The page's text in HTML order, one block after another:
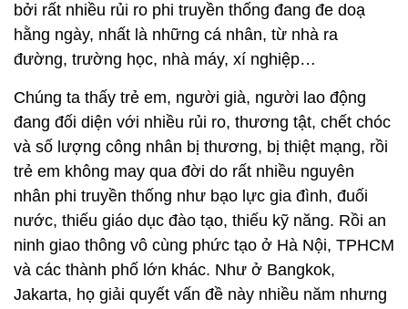
bởi rất nhiều rủi ro phi truyền thống đang đe doạ
hằng ngày, nhất là những cá nhân, từ nhà ra
đường, trường học, nhà máy, xí nghiệp…
Chúng ta thấy trẻ em, người già, người lao động
đang đối diện với nhiều rủi ro, thương tật, chết chóc
và số lượng công nhân bị thương, bị thiệt mạng, rồi
trẻ em không may qua đời do rất nhiều nguyên
nhân phi truyền thống như bạo lực gia đình, đuối
nước, thiếu giáo dục đào tạo, thiếu kỹ năng. Rồi an
ninh giao thông vô cùng phức tạo ở Hà Nội, TPHCM
và các thành phố lớn khác. Như ở Bangkok,
Jakarta, họ giải quyết vấn đề này nhiều năm nhưng